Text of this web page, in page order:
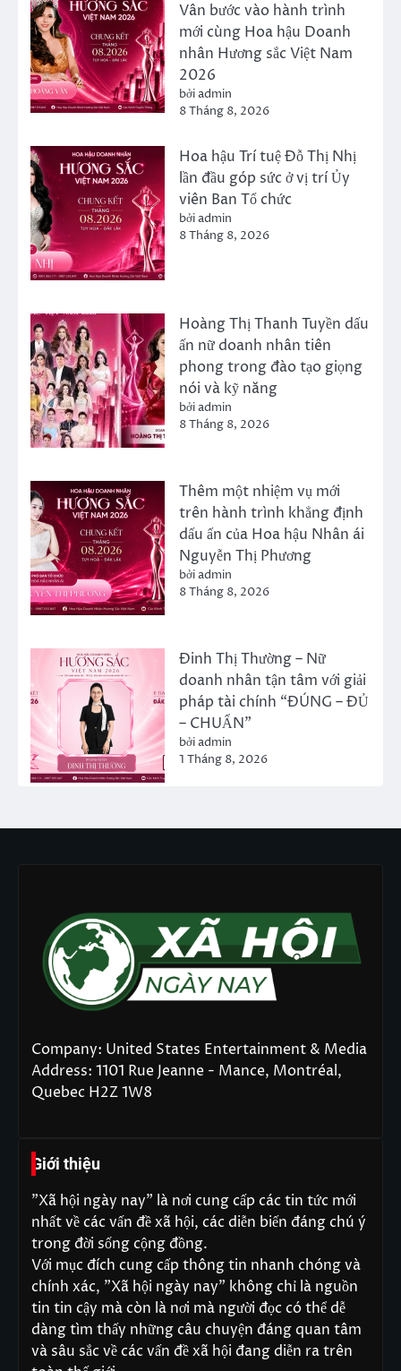
Vân bước vào hành trình
mới cùng Hoa hậu Doanh
nhân Hương sắc Việt Nam
2026
bởi admin
8 Tháng 8, 2026
Hoa hậu Trí tuệ Đỗ Thị Nhị
lần đầu góp sức ở vị trí Ủy
viên Ban Tổ chức
bởi admin
8 Tháng 8, 2026
Hoàng Thị Thanh Tuyền dấu
ấn nữ doanh nhân tiên
phong trong đào tạo giọng
nói và kỹ năng
bởi admin
8 Tháng 8, 2026
Thêm một nhiệm vụ mới
trên hành trình khẳng định
dấu ấn của Hoa hậu Nhân ái
Nguyễn Thị Phương
bởi admin
8 Tháng 8, 2026
Đinh Thị Thường – Nữ
doanh nhân tận tâm với giải
pháp tài chính “ĐÚNG – ĐỦ
– CHUẨN”
bởi admin
1 Tháng 8, 2026
Company: United States Entertainment & Media
Address: 1101 Rue Jeanne - Mance, Montréal,
Quebec H2Z 1W8
Giới thiệu
"Xã hội ngày nay" là nơi cung cấp các tin tức mới
nhất về các vấn đề xã hội, các diễn biến đáng chú ý
trong đời sống cộng đồng.
Với mục đích cung cấp thông tin nhanh chóng và
chính xác, "Xã hội ngày nay" không chỉ là nguồn
tin tin cậy mà còn là nơi mà người đọc có thể dễ
dàng tìm thấy những câu chuyện đáng quan tâm
và sâu sắc về các vấn đề xã hội đang diễn ra trên